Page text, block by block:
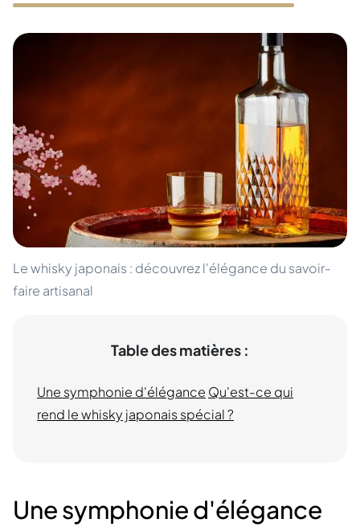
Le whisky japonais : découvrez l'élégance du savoir-
faire artisanal
Table des matières :
Une symphonie d'élégance Qu'est-ce qui
rend le whisky japonais spécial ?
Une symphonie d'élégance